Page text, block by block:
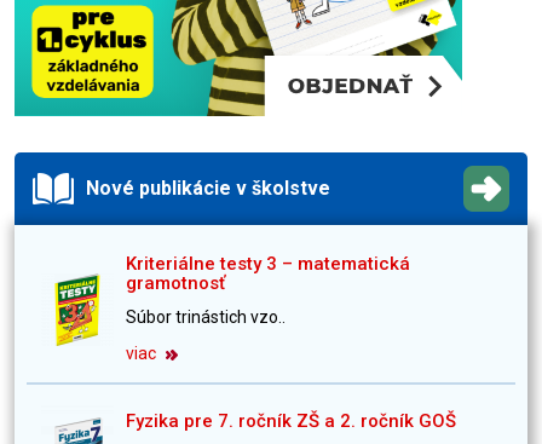
Nové publikácie v školstve
Kriteriálne testy 3 – matematická
gramotnosť
Súbor trinástich vzo..
viac
Fyzika pre 7. ročník ZŠ a 2. ročník GOŠ